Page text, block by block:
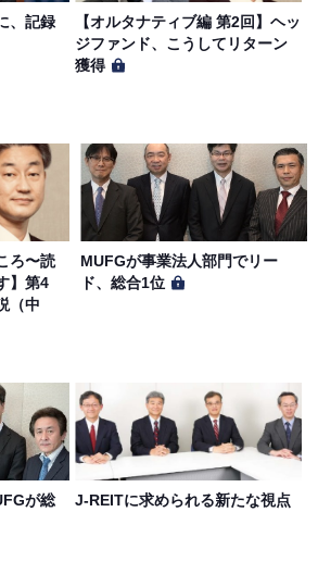
情報を別途オンライン上に掲示する
シー」に基づき、適切に取り扱うもの
、記録
【オルタナティブ編 第2回】ヘッ
ジファンド、こうしてリターン
獲得
ろ〜読
】第4
（中
MUFGが事業法人部門でリー
ド、総合1位
が総
J-REITに求められる新たな視点